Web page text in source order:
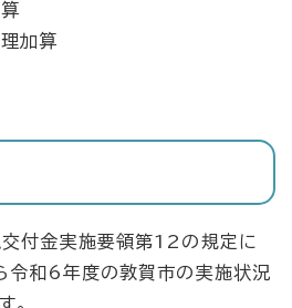
加算
付金実施要領第12の規定に
令和6年度の敦賀市の実施状況
。